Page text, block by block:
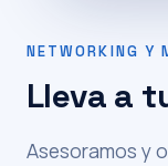
NETWORKING Y
Lleva a
Asesoramos y